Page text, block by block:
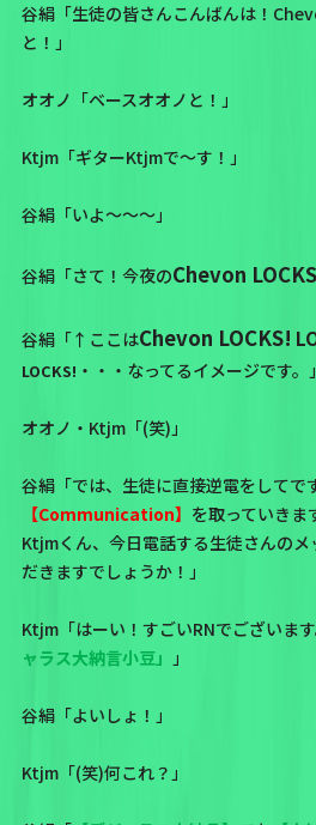
谷絹「生徒の皆さんこんばんは！
と！」
オオノ「ベースオオノと！」
Ktjm「ギターKtjmで～す！」
谷絹「いよ～～～」
谷絹「さて！今夜のChevon
谷絹「↑ここはChevon LOCKS!
LOCKS! ・・・なってるイメージです。」
オオノ・Ktjm「(笑)」
谷絹「では、生徒に直接逆電をしてで
【Communication】 を取っていきま
Ktjmくん、今日電話する生徒さんの
だきますでしょうか！」
Ktjm「はーい！すごいRNでございます
ャラス大納言小豆」 」
谷絹「よいしょ！」
Ktjm「(笑)何これ？」